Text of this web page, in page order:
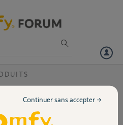
Continuer sans accepter →